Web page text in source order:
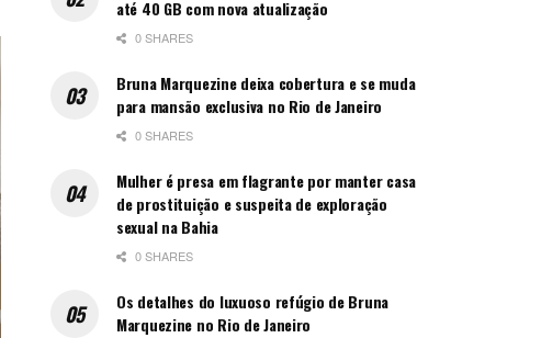
até 40 GB com nova atualização
0 SHARES
Bruna Marquezine deixa cobertura e se muda
para mansão exclusiva no Rio de Janeiro
0 SHARES
Mulher é presa em flagrante por manter casa
de prostituição e suspeita de exploração
sexual na Bahia
0 SHARES
Os detalhes do luxuoso refúgio de Bruna
Marquezine no Rio de Janeiro